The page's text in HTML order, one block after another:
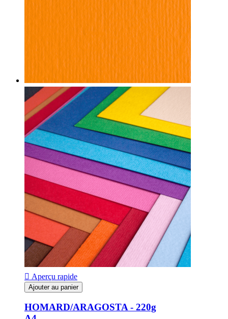
 Aperçu rapide
Ajouter au panier
HOMARD/ARAGOSTA - 220g